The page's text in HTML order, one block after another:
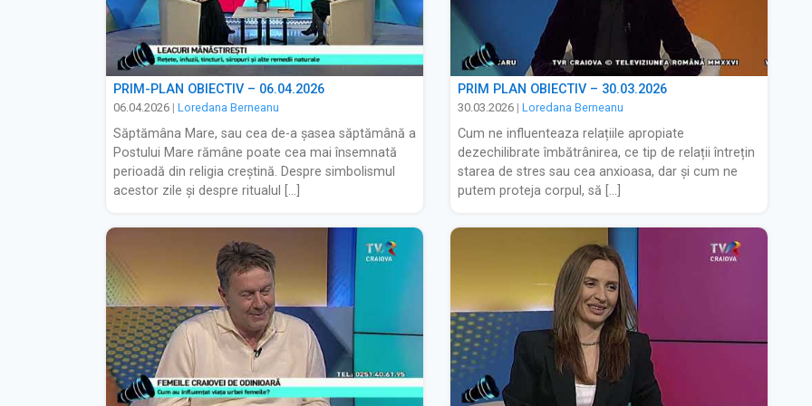
PRIM-PLAN OBIECTIV – 06.04.2026
06.04.2026 | Loredana Berneanu
Săptămâna Mare, sau cea de-a șasea săptămână a
Postului Mare rămâne poate cea mai însemnată
perioadă din religia creștină. Despre simbolismul
acestor zile și despre ritualul […]
PRIM PLAN OBIECTIV – 30.03.2026
30.03.2026 | Loredana Berneanu
Cum ne influenteaza relațiile apropiate
dezechilibrate îmbătrânirea, ce tip de relații întrețin
starea de stres sau cea anxioasa, dar și cum ne
putem proteja corpul, să […]